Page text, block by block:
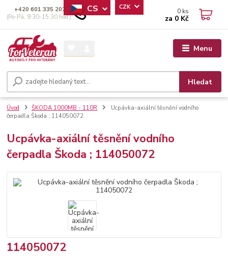
Menu
CS CZK
Hledat
+420 601 335 207
(Po-Pá, 9:30-15:30 hod.)
0 ks
za 0 Kč
Úvod ŠKODA 1000MB - 110R
Ucpávka-axiální těsnění vodního
čerpadla Škoda ; 114050072
Ucpávka-axiální těsnění vodního
čerpadla Škoda ; 114050072
114050072